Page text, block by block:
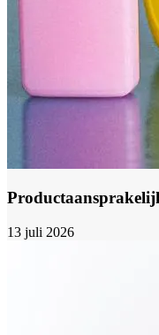
13 juli 2026